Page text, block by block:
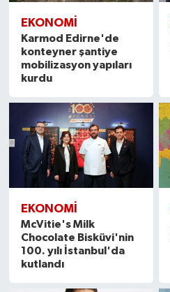
EKONOMI
Karmod Edirne'de
konteyner şantiye
mobilizasyon yapıları
kurdu
EKONOMI
McVitie's Milk
Chocolate Bisküvi'nin
100. yılı İstanbul'da
kutlandı